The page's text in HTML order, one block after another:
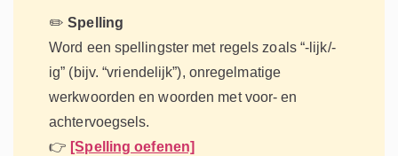
✏️Spelling
Word een spellingster met regels zoals “-lijk/-
ig” (bijv. “vriendelijk”), onregelmatige
werkwoorden en woorden met voor- en
achtervoegsels.
👉 [Spelling oefenen]